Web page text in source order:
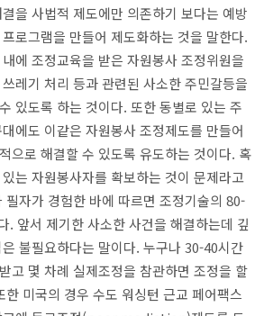
을 사법적 제도에만 의존하기 보다는 예방
로그램을 만들어 제도화하는 것을 말한다.
에 조정교육을 받은 자원봉사 조정위원을
레기 처리 등과 관련된 사소한 주민갈등을
있도록 하는 것이다. 또한 동별로 있는 주
에도 이같은 자원봉사 조정제도를 만들어
으로 해결할 수 있도록 유도하는 것이다. 혹
는 자원봉사자를 확보하는 것이 문제라고
필자가 경험한 바에 따르면 조정기술의 80-
. 앞서 제기한 사소한 사건을 해결하는데 깊
불필요하다는 말이다. 누구나 30-40시간
고 몇 차례 실제조정을 참관하면 조정을 할
한 미국의 경우 수도 워싱턴 근교 페어팩스